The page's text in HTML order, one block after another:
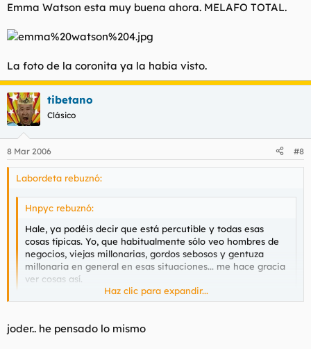
Emma Watson esta muy buena ahora. MELAFO TOTAL.
La foto de la coronita ya la habia visto.
tibetano
Clásico
8 Mar 2006 #8
Labordeta rebuznó:
Hnpyc rebuznó:
Hale, ya podéis decir que está percutible y todas esas
cosas típicas. Yo, que habitualmente sólo veo hombres de
negocios, viejas millonarias, gordos sebosos y gentuza
millonaria en general en esas situaciones... me hace gracia
ver cosas así.
. Haz clic para expandir...
Es lo que tiene ser chapero en Paris.
Haz clic para expandir...
joder.. he pensado lo mismo